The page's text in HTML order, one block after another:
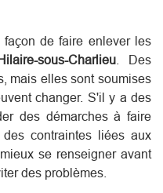
de faire enlever les
sous-Charlieu . Des
mais elles sont soumises
changer. S'il y a des
des démarches à faire
contraintes liées aux
se renseigner avant
des problèmes.